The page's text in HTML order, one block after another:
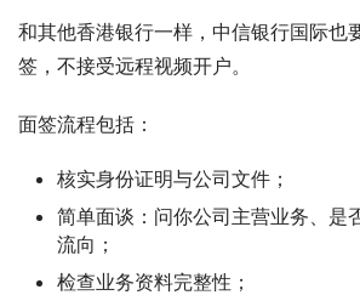
和其他香港银行一样，中信银行国际也
签，不接受远程视频开户。
面签流程包括：
核实身份证明与公司文件；
简单面谈：问你公司主营业务、是
流向；
检查业务资料完整性；